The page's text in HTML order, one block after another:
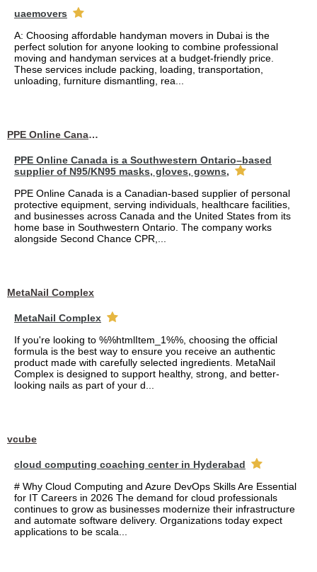
uaemovers
A: Choosing affordable handyman movers in Dubai is the
perfect solution for anyone looking to combine professional
moving and handyman services at a budget-friendly price.
These services include packing, loading, transportation,
unloading, furniture dismantling, rea...
PPE Online Canada – Bulk PPE Supplier | N95, Gloves, Masks & Medical Supplies
PPE Online Canada is a Southwestern Ontario–based
supplier of N95/KN95 masks, gloves, gowns,
PPE Online Canada is a Canadian-based supplier of personal
protective equipment, serving individuals, healthcare facilities,
and businesses across Canada and the United States from its
home base in Southwestern Ontario. The company works
alongside Second Chance CPR,...
MetaNail Complex
MetaNail Complex
If you're looking to %%htmlItem_1%%, choosing the official
formula is the best way to ensure you receive an authentic
product made with carefully selected ingredients. MetaNail
Complex is designed to support healthy, strong, and better-
looking nails as part of your d...
vcube
cloud computing coaching center in Hyderabad
# Why Cloud Computing and Azure DevOps Skills Are Essential
for IT Careers in 2026 The demand for cloud professionals
continues to grow as businesses modernize their infrastructure
and automate software delivery. Organizations today expect
applications to be scala...